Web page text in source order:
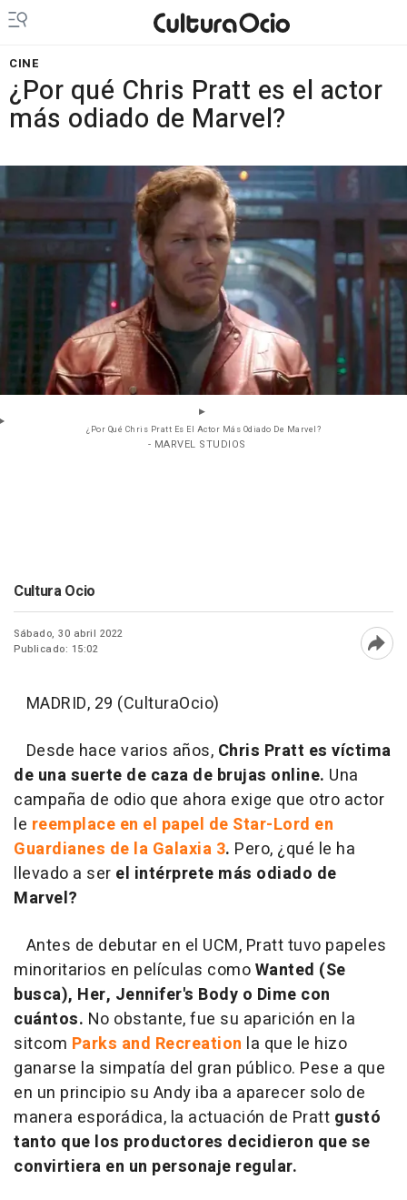
CINE
¿Por qué Chris Pratt es el actor
más odiado de Marvel?
¿Por Qué Chris Pratt Es El Actor Más Odiado De Marvel?
- MARVEL STUDIOS
Cultura Ocio
Sábado, 30 abril 2022
Publicado: 15:02
MADRID, 29 (CulturaOcio)
Desde hace varios años, Chris Pratt es víctima
de una suerte de caza de brujas online. Una
campaña de odio que ahora exige que otro actor
le reemplace en el papel de Star-Lord en
Guardianes de la Galaxia 3. Pero, ¿qué le ha
llevado a ser el intérprete más odiado de
Marvel?
Antes de debutar en el UCM, Pratt tuvo papeles
minoritarios en películas comoWanted (Se
busca), Her, Jennifer's Body o Dime con
cuántos. No obstante, fue su aparición en la
sitcom Parks and Recreation la que le hizo
ganarse la simpatía del gran público. Pese a que
en un principio su Andy iba a aparecer solo de
manera esporádica, la actuación de Pratt gustó
tanto que los productores decidieron que se
convirtiera en un personaje regular.